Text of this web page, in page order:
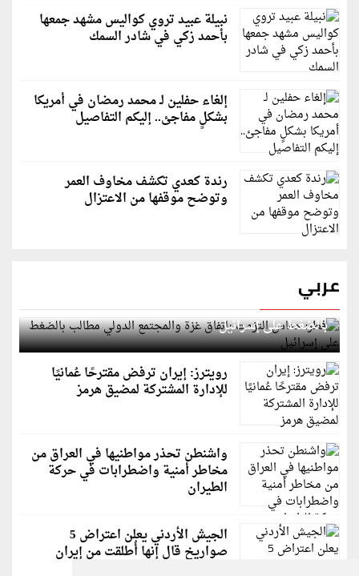
نبيلة عبيد تروي كواليس مشهد جمعها
بأحمد زكي في شادر السمك
إلغاء حفلين لـ محمد رمضان في أمريكا
بشكلٍ مفاجئ.. إليكم التفاصيل
رندة كعدي تكشف مخاوف العمر
وتوضح موقفها من الاعتزال
عربي
قطر: حماس التزمت باتفاق غزة والمجتمع الدولي مطالب
بالضغط على إسرائيل
رويترز: إيران ترفض مقترحًا عُمانيًا
للإدارة المشتركة لمضيق هرمز
واشنطن تحذر مواطنيها في العراق من
مخاطر أمنية واضطرابات في حركة
الطيران
الجيش الأردني يعلن اعتراض 5
صواريخ قال إنها أُطلقت من إيران